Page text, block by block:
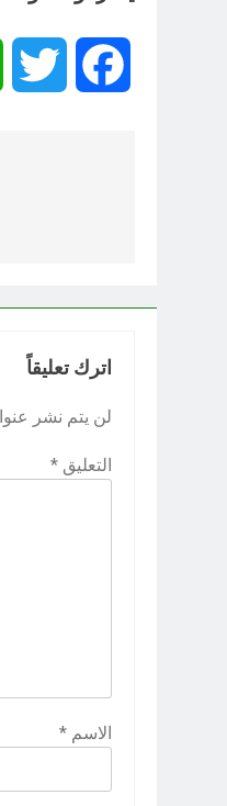
اترك تعليقاً
لن يتم نشر
التعليق *
الاسم *